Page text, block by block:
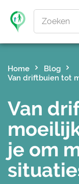
Zoeken
Home
Blog
Van driftbuien tot
Van
je om